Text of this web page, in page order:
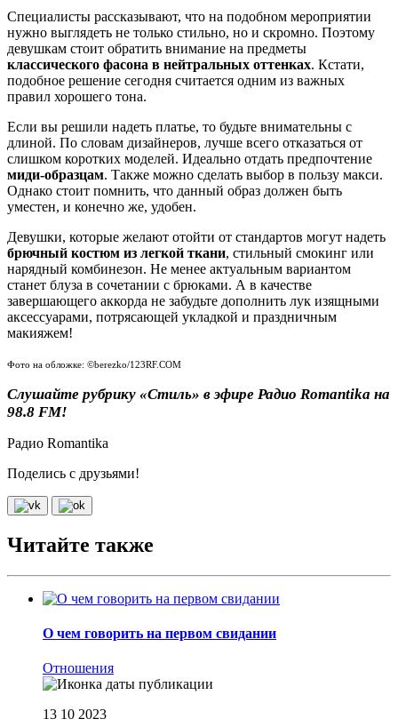
Специалисты рассказывают, что на подобном мероприятии
нужно выглядеть не только стильно, но и скромно. Поэтому
девушкам стоит обратить внимание на предметы
классического фасона в нейтральных оттенках. Кстати,
подобное решение сегодня считается одним из важных
правил хорошего тона.
Если вы решили надеть платье, то будьте внимательны с
длиной. По словам дизайнеров, лучше всего отказаться от
слишком коротких моделей. Идеально отдать предпочтение
миди-образцам. Также можно сделать выбор в пользу макси.
Однако стоит помнить, что данный образ должен быть
уместен, и конечно же, удобен.
Девушки, которые желают отойти от стандартов могут надеть
брючный костюм из легкой ткани, стильный смокинг или
нарядный комбинезон. Не менее актуальным вариантом
станет блуза в сочетании с брюками. А в качестве
завершающего аккорда не забудьте дополнить лук изящными
аксессуарами, потрясающей укладкой и праздничным
макияжем!
Фото на обложке: ©berezko/123RF.COM
Слушайте рубрику «Стиль» в эфире Радио Romantika на
98.8 FM!
Радио Romantika
Поделись с друзьями!
Читайте также
О чем говорить на первом свидании
Отношения
13 10 2023